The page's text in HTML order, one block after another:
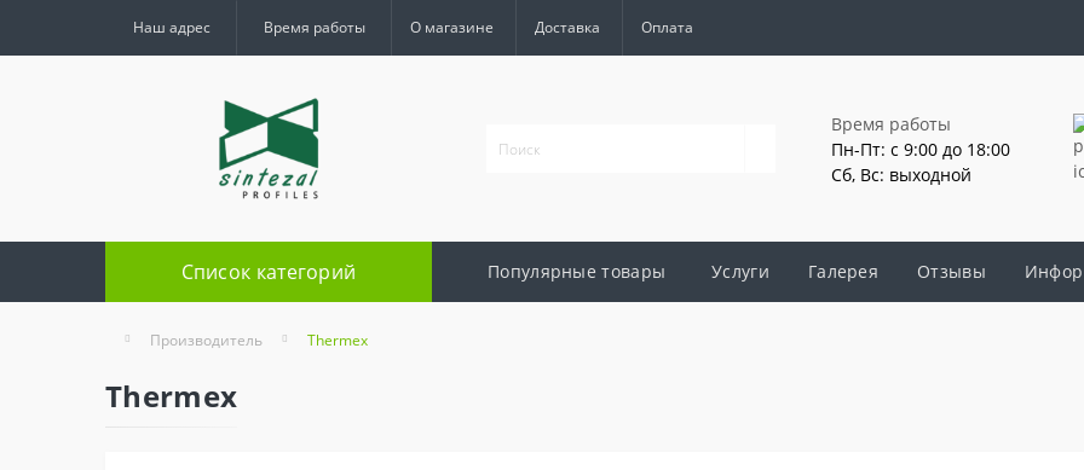
Наш адрес Время работы О магазине Доставка Оплата
Время работы
Пн-Пт: с 9:00 до 18:00
Сб, Вс: выходной
Список категорий Популярные товары Услуги Галерея Отзывы
Производитель Thermex
Thermex